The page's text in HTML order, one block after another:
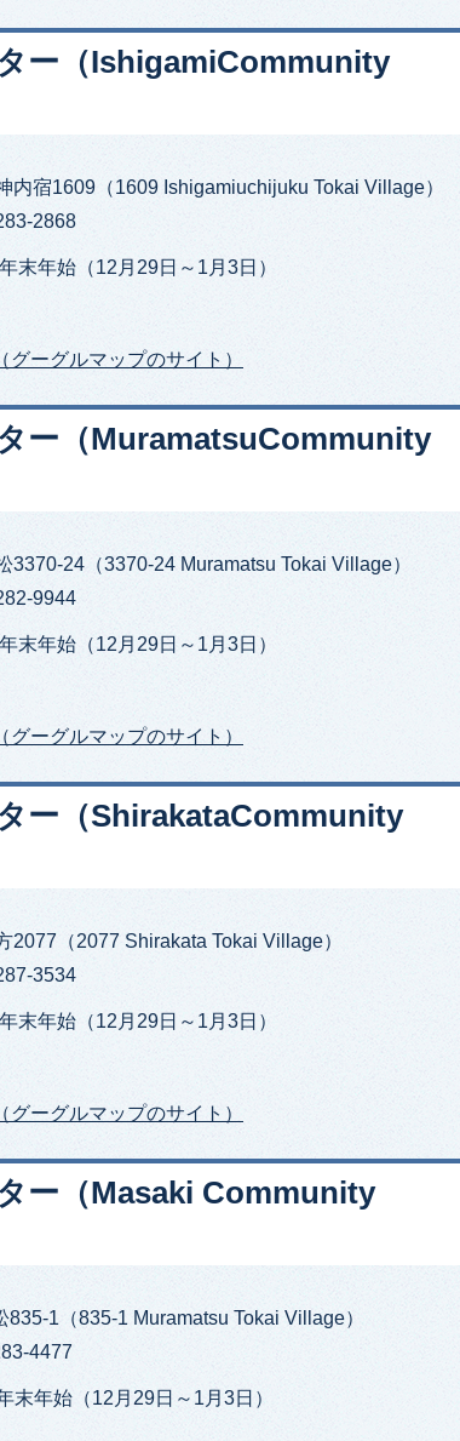
ー（IshigamiCommunity
内宿1609（1609 Ishigamiuchijuku Tokai Village）
2868
末年始（12月29日～1月3日）
ーグルマップのサイト）
ー（MuramatsuCommunity
3370-24（3370-24 Muramatsu Tokai Village）
9944
末年始（12月29日～1月3日）
ーグルマップのサイト）
ー（ShirakataCommunity
2077（2077 Shirakata Tokai Village）
3534
末年始（12月29日～1月3日）
ーグルマップのサイト）
ー（Masaki Community
835-1（835-1 Muramatsu Tokai Village）
4477
末年始（12月29日～1月3日）